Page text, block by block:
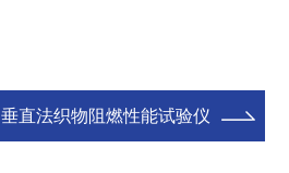
垂直法织物阻燃性能试验仪